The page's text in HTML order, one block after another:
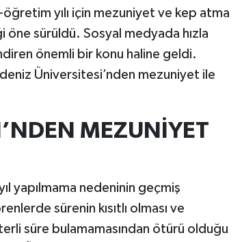
yılı için mezuniyet ve kep atma
sürüldü. Sosyal medyada hızla
önemli bir konu haline geldi.
Üniversitesi’nden mezuniyet ile
MEZUNİYET
yapılmama nedeninin geçmiş
sürenin kısıtlı olması ve
süre bulamamasından ötürü olduğu